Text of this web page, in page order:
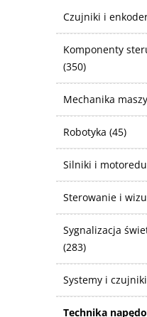
Czujniki i
Komponenty
(350)
Mechanika
Robotyka (45)
Silniki i
Sterowanie i
Sygnalizacja
(283)
Systemy i
Technika